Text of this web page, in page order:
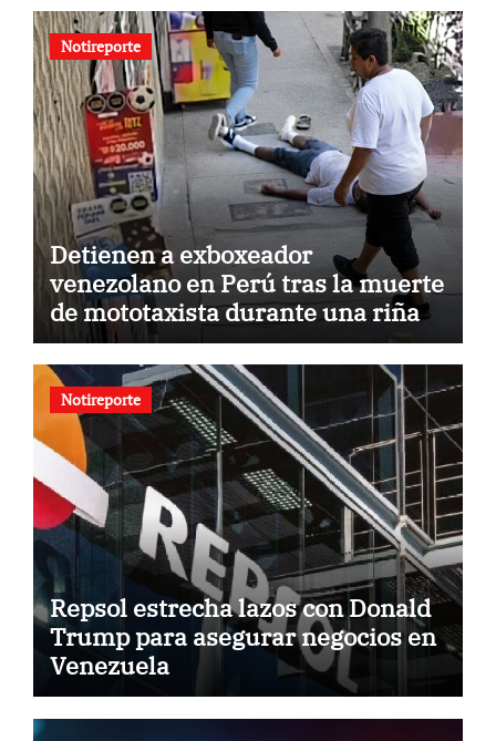
Notireporte
Detienen a exboxeador
venezolano en Perú tras la muerte
de mototaxista durante una riña
Notireporte
Repsol estrecha lazos con Donald
Trump para asegurar negocios en
Venezuela